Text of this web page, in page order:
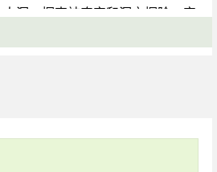
洞、探索神农宫和洞穴探险一定
去处。